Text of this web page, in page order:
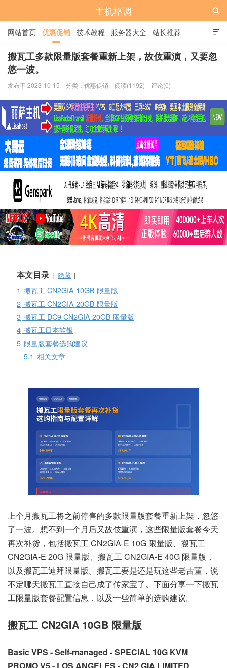
主机格调

网站首页 优惠促销 技术教程 服务器大全 站长推荐
全站标签 广告位

搬瓦工多款限量版套餐重新上架，故伎重演，又要忽
悠一波。
发布于 2023-10-15 分类： 优惠促销 阅读(1192) 评论(0)
本文目录 隐藏
1 搬瓦工 CN2GIA 10GB 限量版
2 搬瓦工 CN2GIA 20GB 限量版
3 搬瓦工 DC9 CN2GIA 20GB 限量版
4 搬瓦工日本软银
5 限量版套餐选购建议
5.1 相关文章
上个月搬瓦工将之前停售的多款限量版套餐重新上架，忽悠
了一波。想不到一个月后又故伎重演，这些限量版套餐今天
再次补货，包括搬瓦工 CN2GIA-E 10G 限量版、搬瓦工
CN2GIA-E 20G 限量版、搬瓦工 CN2GIA-E 40G 限量版，
以及搬瓦工迪拜限量版。搬瓦工要是还是玩这些老古董，说
不定哪天搬瓦工直接自己成了传家宝了。下面分享一下搬瓦
工限量版套餐配置信息，以及一些简单的选购建议。
搬瓦工 CN2GIA 10GB 限量版
Basic VPS - Self-managed - SPECIAL 10G KVM